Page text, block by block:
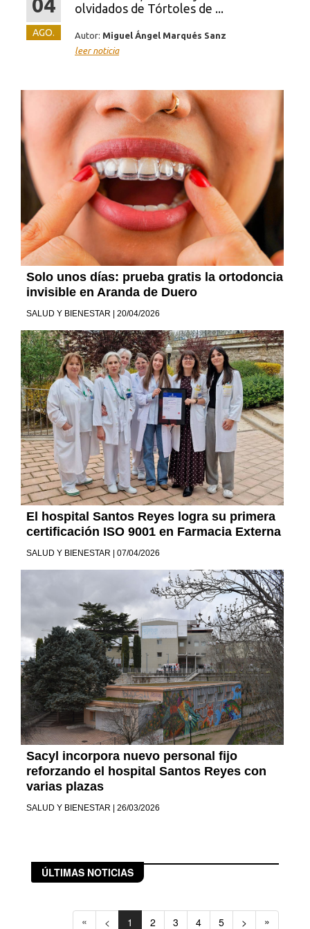
04
AGO.
olvidados de Tórtoles de ...
Autor: Miguel Ángel Marqués Sanz
leer noticia
Solo unos días: prueba gratis la ortodoncia
invisible en Aranda de Duero
SALUD Y BIENESTAR | 20/04/2026
El hospital Santos Reyes logra su primera
certificación ISO 9001 en Farmacia Externa
SALUD Y BIENESTAR | 07/04/2026
Sacyl incorpora nuevo personal fijo
reforzando el hospital Santos Reyes con
varias plazas
SALUD Y BIENESTAR | 26/03/2026
ÚLTIMAS NOTICIAS
« < 1 2 3 4 5 > »